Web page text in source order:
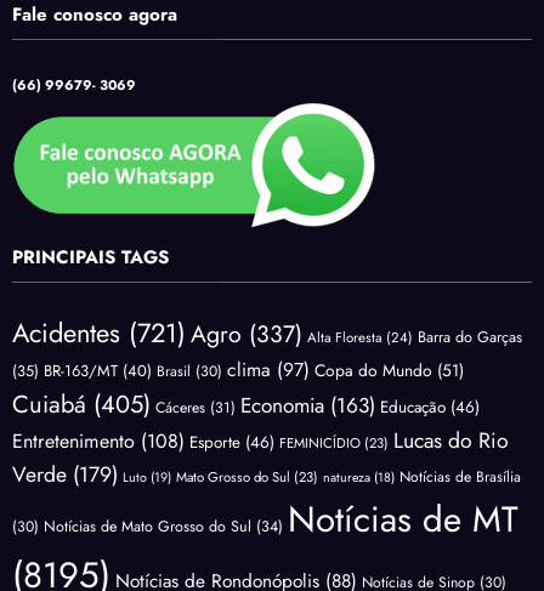
Fale conosco agora
(66) 99679- 3069
PRINCIPAIS TAGS
Acidentes (721) Agro (337) Alta Floresta (24) Barra do Garças
(35) BR-163/MT (40) Brasil (30) clima (97) Copa do Mundo (51)
Cuiabá (405) Cáceres (31) Economia (163) Educação (46)
Entretenimento (108) Esporte (46) FEMINICÍDIO (23) Lucas do Rio
Verde (179) Luto (19) Mato Grosso do Sul (23) natureza (18) Notícias de Brasília
(30) Notícias de Mato Grosso do Sul (34) Notícias de MT
(8195) Notícias de Rondonópolis (88) Notícias de Sinop (30)